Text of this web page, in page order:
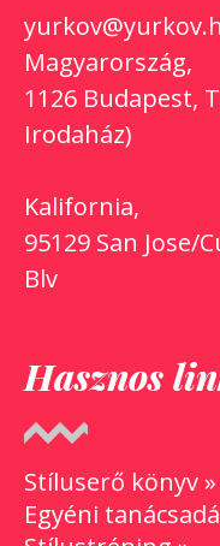
Magyarország,
1126 Budapest,
Irodaház)
Kalifornia,
95129 San Jose/
Blv
Hasznos
Stíluserő könyv »
Egyéni